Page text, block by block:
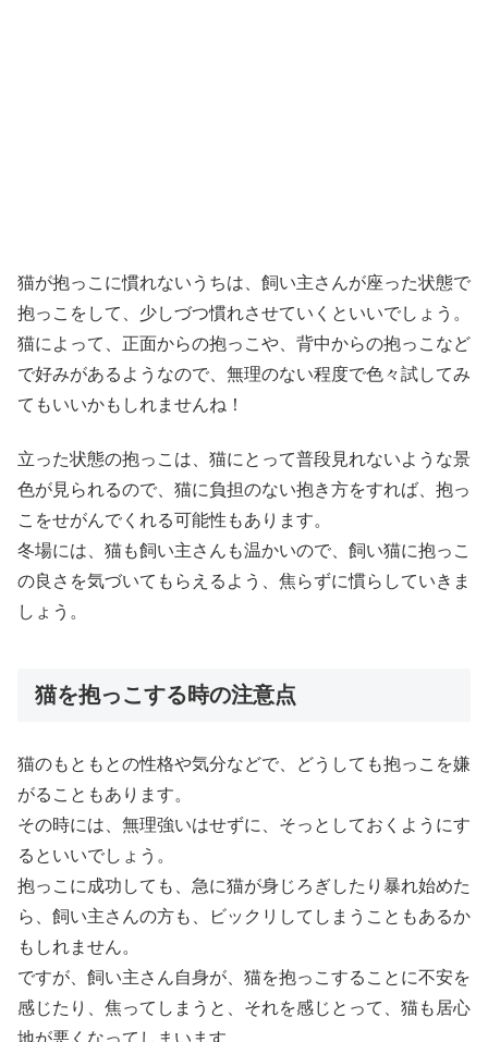
猫が抱っこに慣れないうちは、飼い主さんが座った状態で
抱っこをして、少しづつ慣れさせていくといいでしょう。
猫によって、正面からの抱っこや、背中からの抱っこなど
で好みがあるようなので、無理のない程度で色々試してみ
てもいいかもしれませんね！
立った状態の抱っこは、猫にとって普段見れないような景
色が見られるので、猫に負担のない抱き方をすれば、抱っ
こをせがんでくれる可能性もあります。
冬場には、猫も飼い主さんも温かいので、飼い猫に抱っこ
の良さを気づいてもらえるよう、焦らずに慣らしていきま
しょう。
猫を抱っこする時の注意点
猫のもともとの性格や気分などで、どうしても抱っこを嫌
がることもあります。
その時には、無理強いはせずに、そっとしておくようにす
るといいでしょう。
抱っこに成功しても、急に猫が身じろぎしたり暴れ始めた
ら、飼い主さんの方も、ビックリしてしまうこともあるか
もしれません。
ですが、飼い主さん自身が、猫を抱っこすることに不安を
感じたり、焦ってしまうと、それを感じとって、猫も居心
地が悪くなってしまいます。